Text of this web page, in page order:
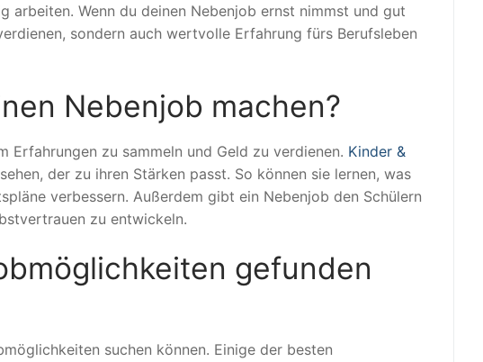
arbeiten. Wenn du deinen Nebenjob ernst nimmst und gut
sondern auch wertvolle Erfahrung fürs Berufsleben
Nebenjob machen?
zu sammeln und Geld zu verdienen. Kinder &
der zu ihren Stärken passt. So können sie lernen, was
verbessern. Außerdem gibt ein Nebenjob den Schülern
zu entwickeln.
gefunden
suchen können. Einige der besten